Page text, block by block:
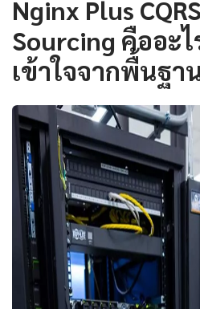
Nginx Plus
Sourcing คืออะ
เข้าใจจากพื้นฐา